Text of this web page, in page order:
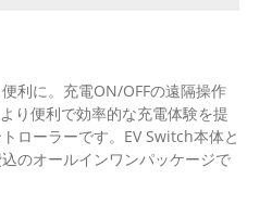
利に。充電ON/OFFの遠隔操作
り便利で効率的な充電体験を提
ローラーです。EV Switch本体と
のオールインワンパッケージで